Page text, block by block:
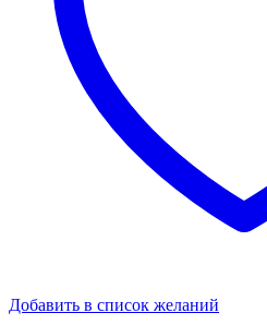
Добавить в список желаний